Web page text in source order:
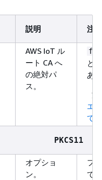
説明 注
AWS IoT ル
ート CA へ
の絶対パ
ス。
と
あ
注
エ
て
PKCS11
オプショ
ン。
フ
で